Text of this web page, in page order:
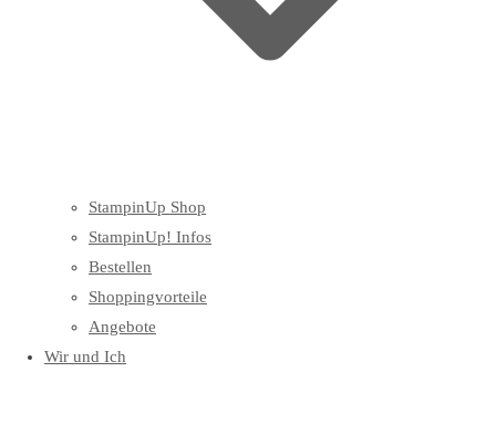
StampinUp Shop
StampinUp! Infos
Bestellen
Shoppingvorteile
Angebote
Wir und Ich